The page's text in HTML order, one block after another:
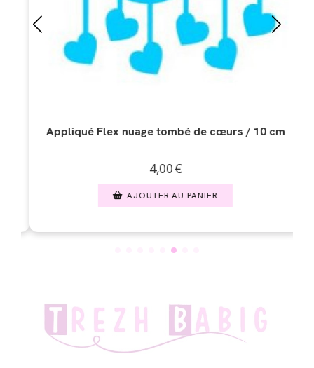
de cœurs / 10 cm Appliqué Flex lune étoile cœur
AJOUTER AU PANIER